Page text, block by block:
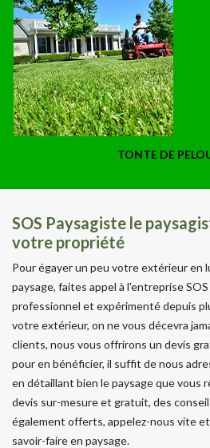
TONTE DE
SOS Paysagiste le
votre propriété
Pour égayer un peu votre extérieur en
paysage, faites appel à l'entreprise
professionnel et expérimenté depuis
votre extérieur, on ne vous décevra
clients, nous vous offrirons un devis
pour en bénéficier, il suffit de nous
en détaillant bien le paysage que vous
devis sur-mesure et gratuit, des
également offerts, appelez-nous vite
savoir-faire en paysage.